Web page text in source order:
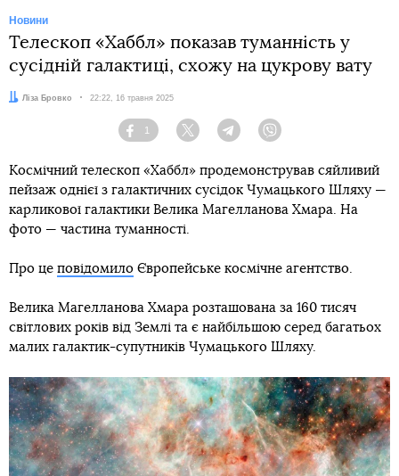
Новини
Телескоп «Хаббл» показав туманність у
сусідній галактиці, схожу на цукрову вату
Автор:
Ліза Бровко Дата:
22:22, 16 травня 2025
Facebook
1
Twitter TelegramViber
Космічний телескоп «Хаббл» продемонстрував сяйливий
пейзаж однієї з галактичних сусідок Чумацького Шляху —
карликової галактики Велика Магелланова Хмара. На
фото — частина туманності.
Про це повідомило Європейське космічне агентство.
Велика Магелланова Хмара розташована за 160 тисяч
світлових років від Землі та є найбільшою серед багатьох
малих галактик-супутників Чумацького Шляху.